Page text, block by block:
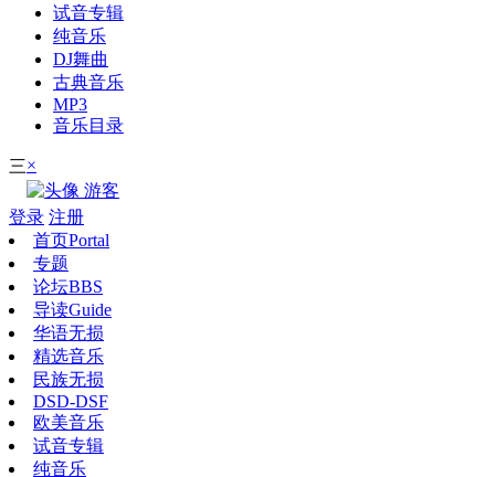
试音专辑
纯音乐
DJ舞曲
古典音乐
MP3
音乐目录
三×
游客
登录 注册
首页Portal
专题
论坛BBS
导读Guide
华语无损
精选音乐
民族无损
DSD-DSF
欧美音乐
试音专辑
纯音乐